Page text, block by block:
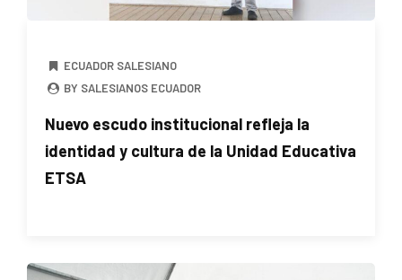
ECUADOR SALESIANO
BY SALESIANOS ECUADOR
Nuevo escudo institucional refleja la
identidad y cultura de la Unidad Educativa
ETSA